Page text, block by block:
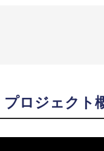
プロジェクト